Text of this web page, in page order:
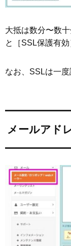
大抵は数分〜数
と［SSL保護有効
なお、SSLは一度
メールアド